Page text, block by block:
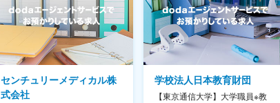
センチュリーメディカル株
式会社
学校法人日本教育財団
【東京通信大学】大学職員※教